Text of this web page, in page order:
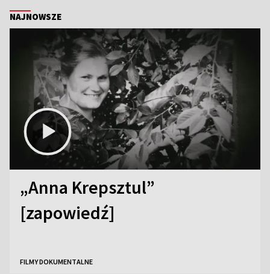
NAJNOWSZE
„Anna Krepsztul”
[zapowiedź]
FILMY DOKUMENTALNE